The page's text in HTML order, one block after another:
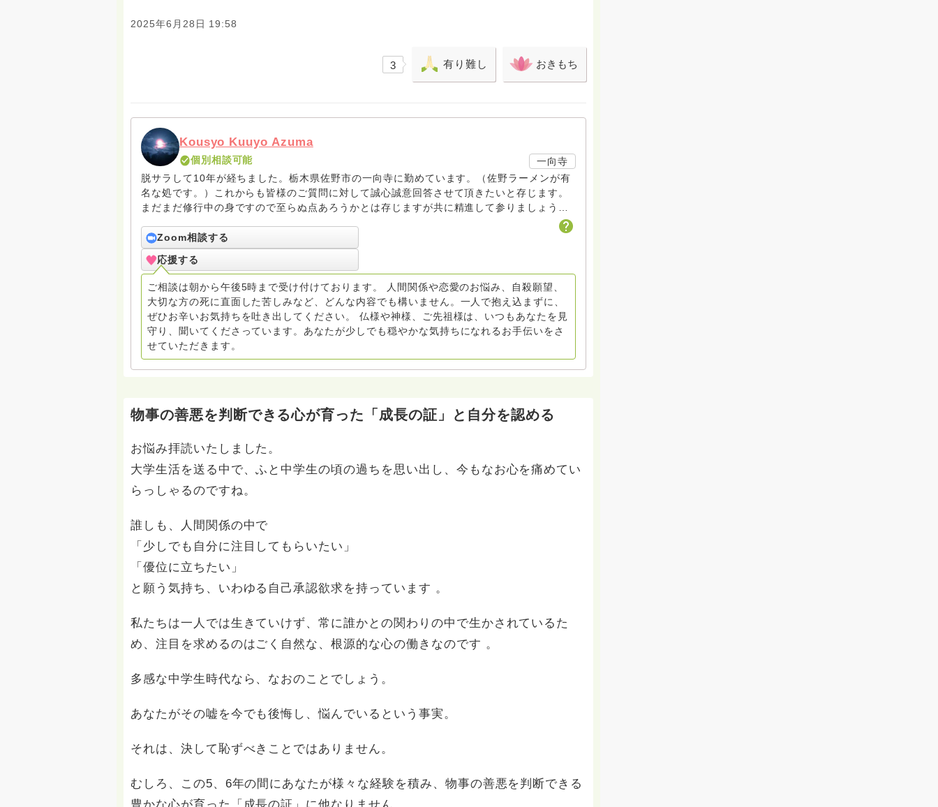
2025年6月28日 19:58
3 有り難し おきもち
Kousyo Kuuyo Azuma
個別相談可能
一向寺
脱サラして10年が経ちました。栃木県佐野市の一向寺に勤めています。（佐野ラーメンが有
名な処です。）これからも皆様のご質問に対して誠心誠意回答させて頂きたいと存じます。
まだまだ修行中の身ですので至らぬ点あろうかとは存じますが共に精進して参りましょう
Zoom相談する
応援する
ご相談は朝から午後5時まで受け付けております。 人間関係や恋愛のお悩み、自殺願望、
大切な方の死に直面した苦しみなど、どんな内容でも構いません。一人で抱え込まずに、
ぜひお辛いお気持ちを吐き出してください。 仏様や神様、ご先祖様は、いつもあなたを見
守り、聞いてくださっています。あなたが少しでも穏やかな気持ちになれるお手伝いをさ
せていただきます。
物事の善悪を判断できる心が育った「成長の証」と自分を認める
お悩み拝読いたしました。
大学生活を送る中で、ふと中学生の頃の過ちを思い出し、今もなお心を痛めてい
らっしゃるのですね。
誰しも、人間関係の中で
「少しでも自分に注目してもらいたい」
「優位に立ちたい」
と願う気持ち、いわゆる自己承認欲求を持っています 。
私たちは一人では生きていけず、常に誰かとの関わりの中で生かされているた
め、注目を求めるのはごく自然な、根源的な心の働きなのです 。
多感な中学生時代なら、なおのことでしょう。
あなたがその嘘を今でも後悔し、悩んでいるという事実。
それは、決して恥ずべきことではありません。
むしろ、この5、6年の間にあなたが様々な経験を積み、物事の善悪を判断できる